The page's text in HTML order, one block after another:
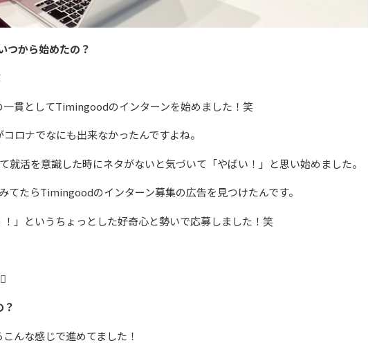
から始めたの？
貫としてTimingoodのインターンを始めました！笑
ロナでなにも出来なかったんですよね。
就活を意識した時にネタがないと気づいて「やばい！」と思い始めました。
てたらTimingoodのインターン募集の広告を見つけたんです。
！」というちょっとした好奇心と勢いで応募しました！笑
んな感じで進めてました！